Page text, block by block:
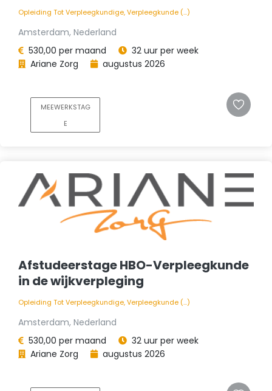
Opleiding Tot Verpleegkundige, Verpleegkunde (...)
Amsterdam, Nederland
530,00 per maand
32 uur per week
Ariane Zorg
augustus 2026
MEEWERKSTAG
E
Afstudeerstage HBO-Verpleegkunde
in de wijkverpleging
Opleiding Tot Verpleegkundige, Verpleegkunde (...)
Amsterdam, Nederland
530,00 per maand
32 uur per week
Ariane Zorg
augustus 2026